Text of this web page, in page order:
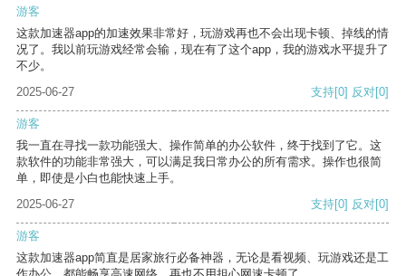
游客
这款加速器app的加速效果非常好，玩游戏再也不会出现卡顿、掉线的情
况了。我以前玩游戏经常会输，现在有了这个app，我的游戏水平提升了
不少。
2025-06-27
支持[0] 反对[0]
游客
我一直在寻找一款功能强大、操作简单的办公软件，终于找到了它。这
款软件的功能非常强大，可以满足我日常办公的所有需求。操作也很简
单，即使是小白也能快速上手。
2025-06-27
支持[0] 反对[0]
游客
这款加速器app简直是居家旅行必备神器，无论是看视频、玩游戏还是工